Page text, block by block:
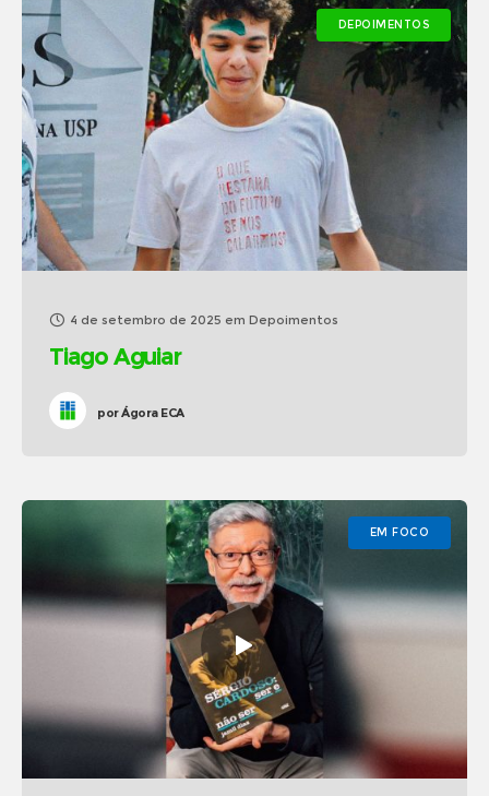
DEPOIMENTOS
4 de setembro de 2025 em Depoimentos
Tiago Aguiar
porÁgora ECA
EM FOCO